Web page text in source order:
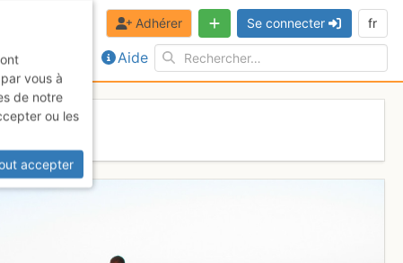
Aide
Adhérer Se connecter fr
vous à
de notre
ou les
accepter